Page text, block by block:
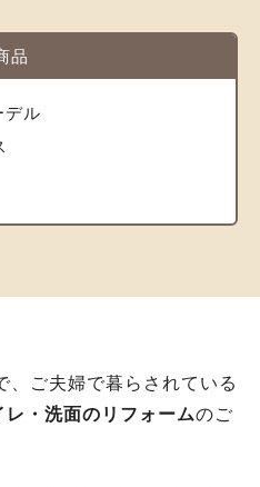
品
デル
、ご夫婦で暮らされている
レ・洗面のリフォームのご